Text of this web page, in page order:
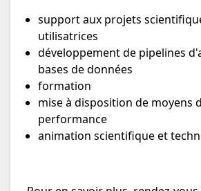
support aux projets
utilisatrices
développement de pipelines
bases de données
formation
mise à disposition de moyens
performance
animation scientifique et